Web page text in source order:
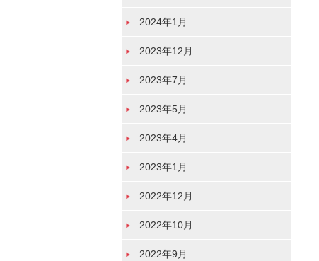
2024年1月
2023年12月
2023年7月
2023年5月
2023年4月
2023年1月
2022年12月
2022年10月
2022年9月